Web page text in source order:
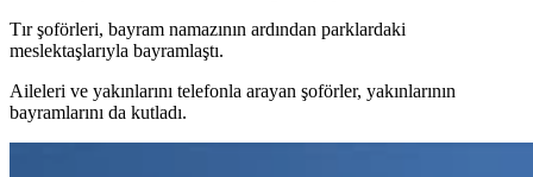
Tır şoförleri, bayram namazının ardından parklardaki
meslektaşlarıyla bayramlaştı.
Aileleri ve yakınlarını telefonla arayan şoförler, yakınlarının
bayramlarını da kutladı.